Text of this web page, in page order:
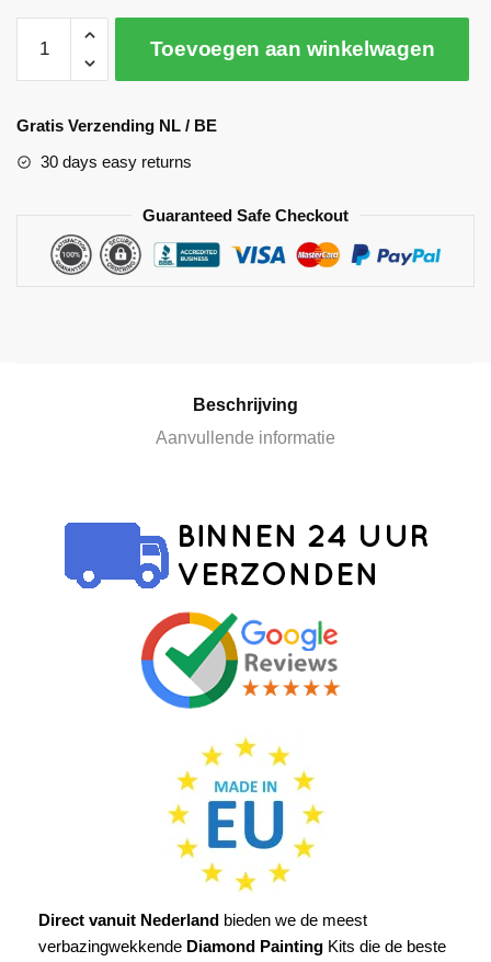
Toevoegen aan winkelwagen
l
e
Gratis Verzending NL / BE
30 days easy returns
Guaranteed Safe Checkout
Beschrijving
Aanvullende informatie
Direct vanuit Nederland bieden we de meest
verbazingwekkende Diamond Painting Kits die de beste